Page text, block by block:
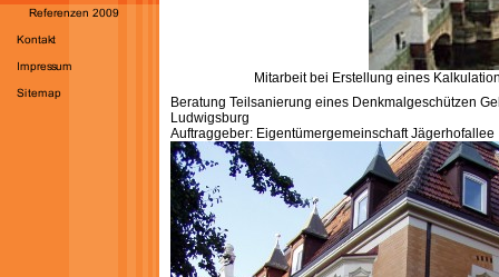
Mitarbeit bei Erstellung eines
Beratung Teilsanierung eines Denkmalgeschützen
Ludwigsburg
Auftraggeber: Eigentümergemeinschaft Jägerhofallee